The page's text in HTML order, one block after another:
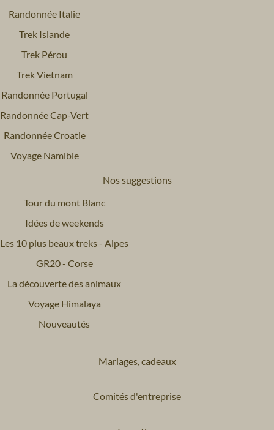
Randonnée Italie
Trek Islande
Trek Pérou
Trek Vietnam
Randonnée Portugal
Randonnée Cap-Vert
Randonnée Croatie
Voyage Namibie
Nos suggestions
Tour du mont Blanc
Idées de weekends
Les 10 plus beaux treks - Alpes
GR20 - Corse
La découverte des animaux
Voyage Himalaya
Nouveautés
Mariages, cadeaux
Comités d'entreprise